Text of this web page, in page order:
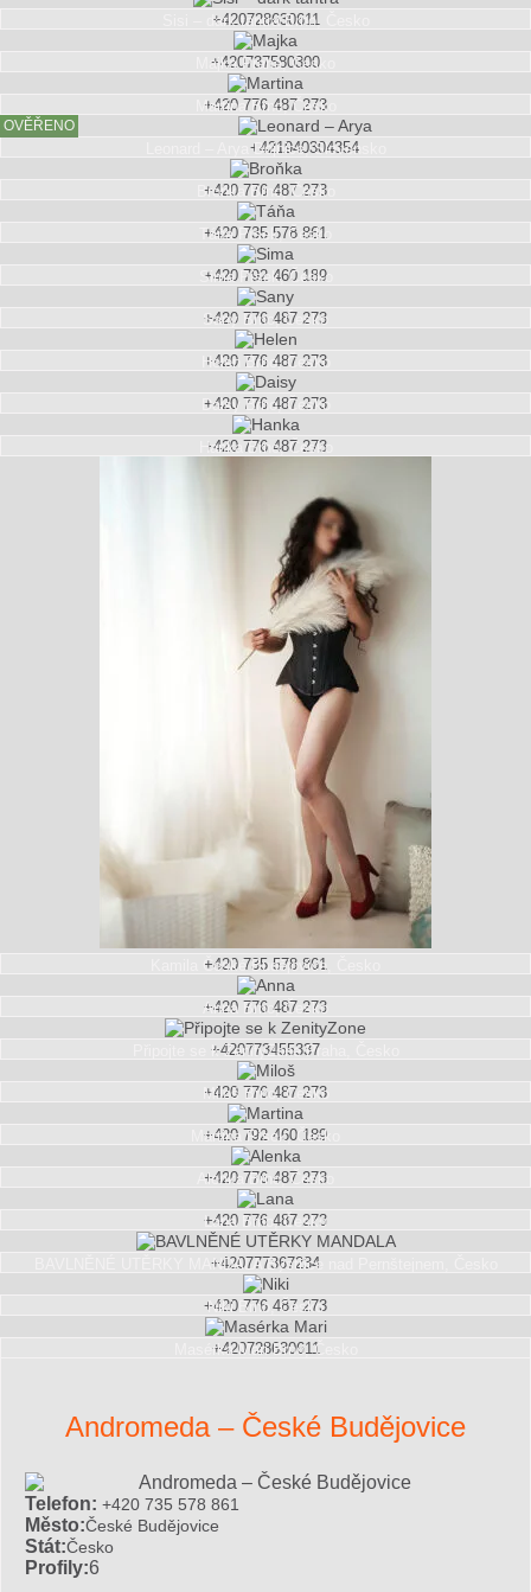
Sisi – dark tantra Brno, Česko
+420728630611
Majka Praha, Česko
+420737580300
Martina Brno, Česko
+420 776 487 273
OVĚŘENO
Bojnice, Slovensko
+421940304354
Broňka Brno, Česko
+420 776 487 273
Táňa Písek, Česko
+420 735 578 861
Sima Písek, Česko
+420 792 460 189
Sany Brno, Česko
+420 776 487 273
Helen Brno, Česko
+420 776 487 273
Daisy Brno, Česko
+420 776 487 273
Hanka Brno, Česko
+420 776 487 273
České Budějovice, Česko
+420 735 578 861
Anna Brno, Česko
+420 776 487 273
Připojte se k ZenityZone Praha, Česko
+420773455337
Miloš Brno, Česko
+420 776 487 273
Martina Písek, Česko
+420 792 460 189
Alenka Brno, Česko
+420 776 487 273
Lana Brno, Česko
+420 776 487 273
BAVLNĚNÉ UTĚRKY MANDALA Bystřice nad Pernštejnem, Česko
+420777367234
Niki Brno, Česko
+420 776 487 273
Masérka Mari Brno, Česko
+420728630611
Andromeda – České Budějovice
Telefon: +420 735 578 861
Město:České Budějovice
Stát:Česko
Profily:6